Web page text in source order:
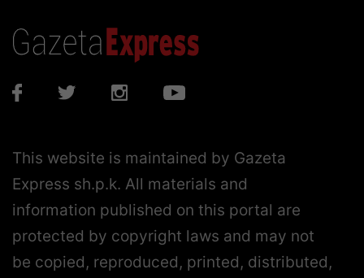
This website is maintained by Gazeta
Express sh.p.k. All materials and
information published on this portal are
protected by copyright laws and may not
be copied, reproduced, printed, distributed,